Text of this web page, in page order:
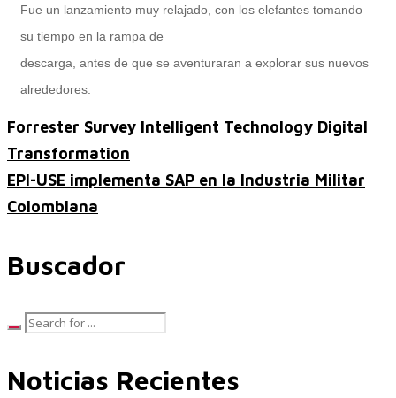
Look & Feel SAP SuccessFactors
Firma Electrónica con DocuSign
Express Packages
Soporte SuccessFactors
Fue un lanzamiento muy relajado, con los elefantes tomando
su tiempo en la rampa de
descarga, antes de que se aventuraran a explorar sus nuevos
alrededores.
Forrester Survey Intelligent Technology Digital
Transformation
EPI-USE implementa SAP en la Industria Militar
Colombiana
Buscador
Noticias Recientes